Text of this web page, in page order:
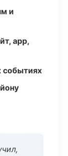
и
app,
событиях